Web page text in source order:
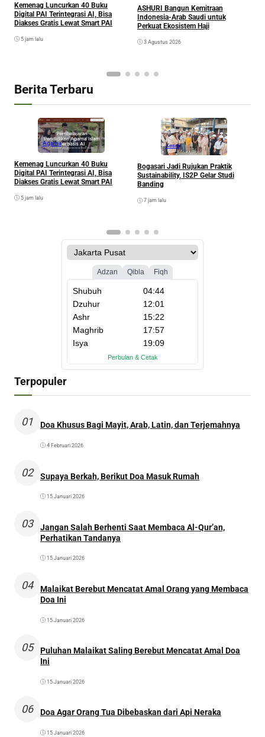
Kemenag Luncurkan 40 Buku
Digital PAI Terintegrasi AI, Bisa
Diakses Gratis Lewat Smart PAI
5 jam lalu
ASHURI Bangun Kemitraan
Indonesia-Arab Saudi untuk
Perkuat Ekosistem Haji
3 Agustus 2026
Berita Terbaru
Agama
Kemenag Luncurkan 40 Buku
Digital PAI Terintegrasi AI, Bisa
Diakses Gratis Lewat Smart PAI
5 jam lalu
Kesra
Bogasari Jadi Rujukan Praktik
Sustainability, IS2P Gelar Studi
Banding
7 jam lalu
Terpopuler
01 Doa Khusus Bagi Mayit, Arab, Latin, dan Terjemahnya
4 Februari 2026
02 Supaya Berkah, Berikut Doa Masuk Rumah
15 Januari 2026
03
Jangan Salah Berhenti Saat Membaca Al-Qur’an,
Perhatikan Tandanya
15 Januari 2026
04
Malaikat Berebut Mencatat Amal Orang yang Membaca
Doa Ini
15 Januari 2026
05
Puluhan Malaikat Saling Berebut Mencatat Amal Doa
Ini
15 Januari 2026
06 Doa Agar Orang Tua Dibebaskan dari Api Neraka
15 Januari 2026